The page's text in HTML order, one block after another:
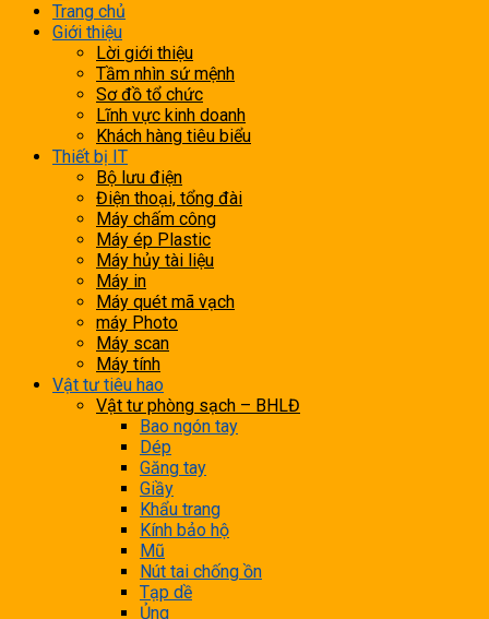
Trang chủ
Giới thiệu
Lời giới thiệu
Tầm nhìn sứ mệnh
Sơ đồ tổ chức
Lĩnh vực kinh doanh
Khách hàng tiêu biểu
Thiết bị IT
Bộ lưu điện
Điện thoại, tổng đài
Máy chấm công
Máy ép Plastic
Máy hủy tài liệu
Máy in
Máy quét mã vạch
máy Photo
Máy scan
Máy tính
Vật tư tiêu hao
Vật tư phòng sạch – BHLĐ
Bao ngón tay
Dép
Găng tay
Giầy
Khẩu trang
Kính bảo hộ
Mũ
Nút tai chống ồn
Tạp dề
Ủng